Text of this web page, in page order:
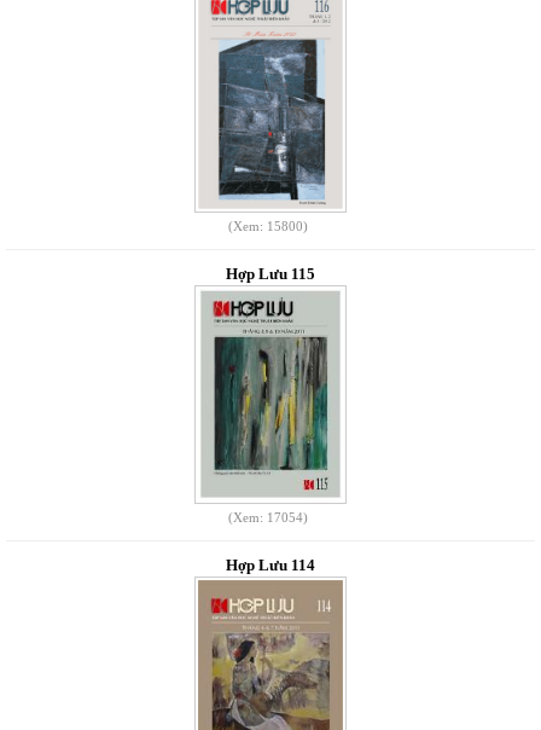
(Xem: 15800)
Hợp Lưu 115
(Xem: 17054)
Hợp Lưu 114